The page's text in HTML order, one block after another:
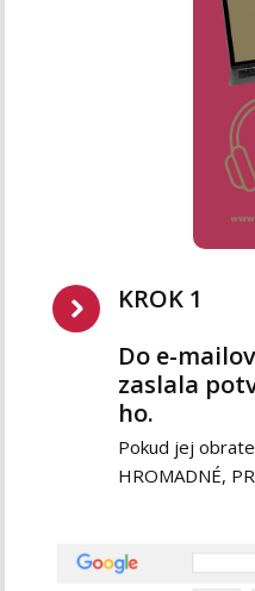
KROK 1
Do e-
zaslala
ho.
Pokud jej
HROMADNÉ,